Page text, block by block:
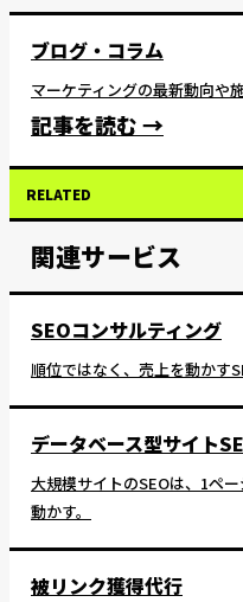
ブログ・コラム
マーケティングの最新動向や
記事を読む →
RELATED
関連サービス
SEOコンサルティング
順位ではなく、売上を動かす
データベース型サイト
大規模サイトのSEOは、1ペ
動かす。
被リンク獲得代行